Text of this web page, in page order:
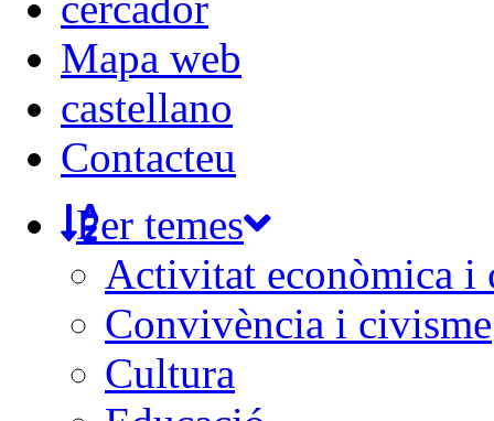
Mapa web
castellano
Contacteu
Per temes
Activitat econòmica i
Convivència i civisme
Cultura